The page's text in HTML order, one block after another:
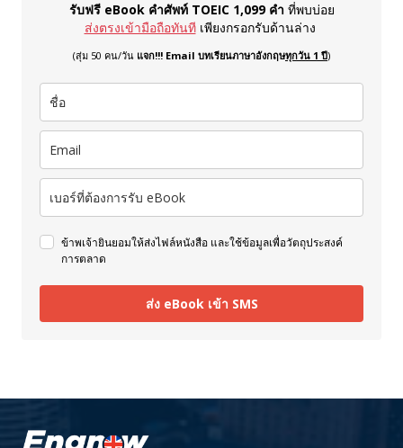
รับฟรี eBook คำศัพท์ TOEIC 1,099 คำ ที่พบบ่อย
ส่งตรงเข้ามือถือทันที เพียงกรอกรับด้านล่าง
(สุ่ม 50 คน/วัน แจก!!! Email บทเรียนภาษาอังกฤษทุกวัน 1 ปี)
ข้าพเจ้ายินยอมให้ส่งไฟล์หนังสือ และใช้ข้อมูลเพื่อวัตถุประสงค์
การตลาด
ส่ง eBook เข้า SMS